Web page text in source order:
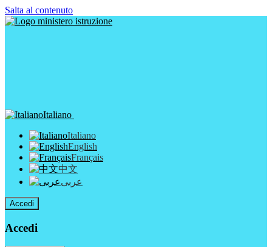
Salta al contenuto
Italiano
Italiano
English
Français
中文
عربى
Accedi
Accedi